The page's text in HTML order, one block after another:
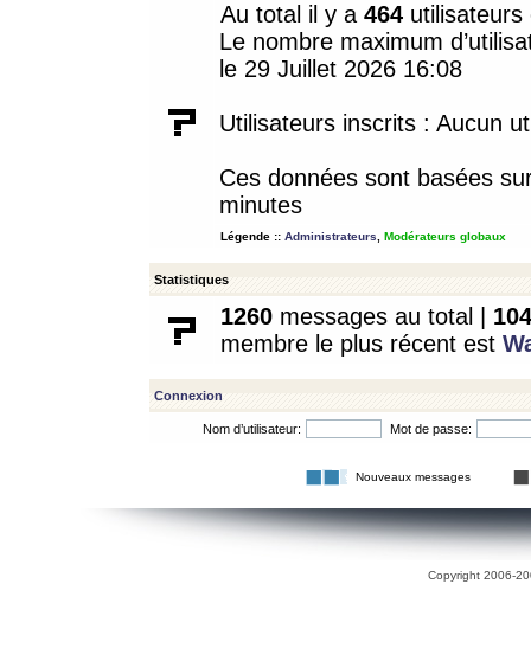
Au total il y a 464
Le nombre maximum
le 29 Juillet 2026 16:08
Utilisateurs inscrits : Aucun
Ces données sont basées
minutes
Légende :: Administrateurs Modérateurs globaux
Statistiques
1260 messages au total | 104
membre le plus récent est
Connexion
Nom d’utilisateur: Mot de passe:
Nouveaux messages
Copyright 2006-